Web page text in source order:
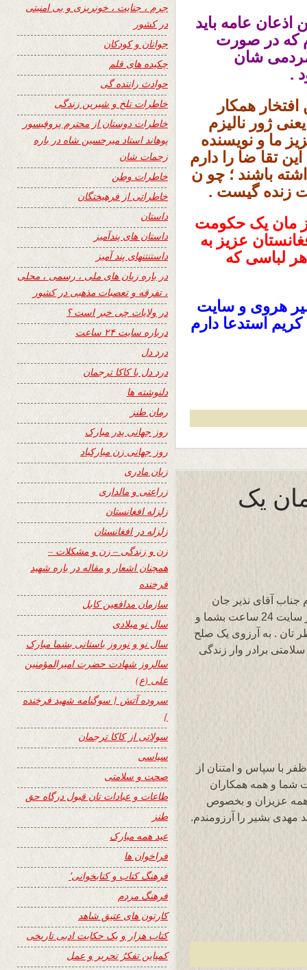
عامه باید
که در صورت
مردمی شان
.
افتخار همکار
ژور نالیزم
ما و نویسنده
تقا ضا را دارم
باشند ؛ چو ن
مان یک حکومت
عزیز به
لباسی که
هروی و سایت
یک
جناب آقای نذیر جان
ظفر و تشکر از پیام عالی تان . دهمین سالروز سایت 24 ساعت بشما و
تان . به آرزوی یک صلح
برادر وار زندگی
با سپاس و امتنان از
شما و همه همکاران
همه عزیزان و بخصوص
جرم ، جنایت ، خونریزی و بی امنیتی
در کشور
جوانان و کودکان
چکیده های قلم
حوادث راننده گی
خاطرات تلخ و شیرین زندگی
خاطرات دوستان از محترم پروفیسور
پوهاند استاد میرحسین شاه در باره
زحمات شان
خاطرات وطن
خاطراتی از فرهیختگان
داستان
داستان های پندآمیز
داستنتنهای پند آمیز
در باره زبان های ملی ، رسمی ، محلی
، تفرقه و تعصبات مذهبی در کشور
در ولایات چی خبر است ؟
درباره سایت ۲۴ ساعت
درد دل
درد دل با کاکا ترجمان
دلنوشته ها
رمان طنز
روز جهانی پدر مبارک
روز جهانی زن مبارکباد
زبان مادری
زراعتی و مالداری
زلزله افغانستان
زلزله در افغانستان
زن و زندگی – زن و مشکلات –
همچنان اشعار و مقاله در باره شهید
فرخنده
سازمان مدافعین کابل
سال نو میلادی
سال نو و نوروز باستانی بشما مبارک
سالروز شهادت حضرت امیرالمؤمنین
علی (ع)
سروده آتش { سوگنامه شهید فرخنده
}
سولاتی از کاکا ترجمان
سیاسی
صحت و سلامتی
طاعات و عبادات تان قبول درگاه حق
طنز
عید همه مبارک
فراخوان ها
فرهنگ کتاب و کتابخوانی٬
فرهنگ مردم
کارتون های عتیق شاهد
کتاب هزار و یک حکایت ادبی تاریخی
کمپاین تفکرُ تحریر و عمل